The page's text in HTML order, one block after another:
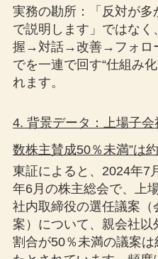
実務の勘所：「反対が多
で説明します」ではなく
握→対話→改善→フォロ
でを一連で回す“仕組み
れます。
4. 背景データ：上場子会
数株主賛成50％未満”は
東証によると、2024年7
年6月の株主総会で、上
社内取締役の選任議案（
案）について、親会社以
割合が50％未満の議案は